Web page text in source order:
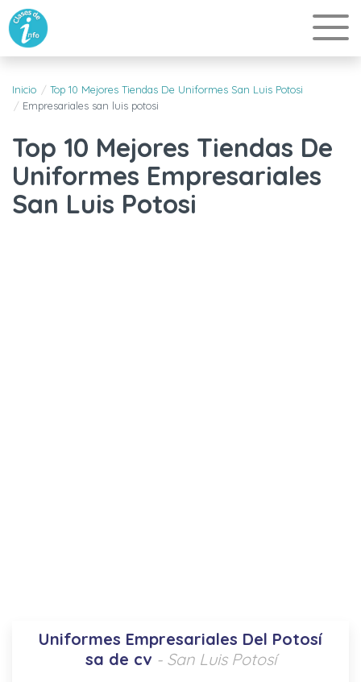
Inicio
Top 10 Mejores Tiendas De Uniformes San Luis Potosi
Empresariales san luis potosi
Top 10 Mejores Tiendas De
Uniformes Empresariales
San Luis Potosi
Uniformes Empresariales Del Potosí
sa de cv - San Luis Potosí